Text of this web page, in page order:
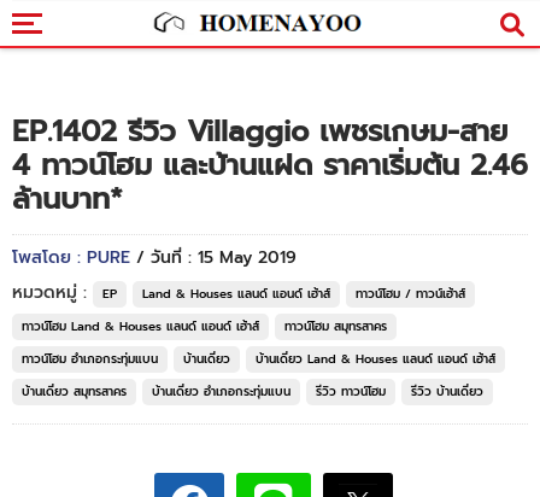
EP.1402 รีวิว Villaggio เพชรเกษม-สาย
4 ทาวน์โฮม และบ้านแฝด ราคาเริ่มต้น 2.46
ล้านบาท*
โพสโดย : PURE / วันที่ : 15 May 2019
หมวดหมู่ :
EP Land & Houses แลนด์ แอนด์ เฮ้าส์
ทาวน์โฮม / ทาวน์เฮ้าส์
ทาวน์โฮม Land & Houses แลนด์ แอนด์ เฮ้าส์
ทาวน์โฮม สมุทรสาคร
ทาวน์โฮม อำเภอกระทุ่มแบน
บ้านเดี่ยว
บ้านเดี่ยว Land & Houses แลนด์ แอนด์ เฮ้าส์
บ้านเดี่ยว สมุทรสาคร
บ้านเดี่ยว อำเภอกระทุ่มแบน รีวิว ทาวน์โฮม รีวิว บ้านเดี่ยว